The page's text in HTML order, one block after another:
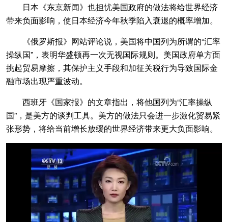
日本《东京新闻》也担忧美国政府的做法将给世界经济
带来负面影响，使日本经济今年秋季陷入衰退的概率增加。
《俄罗斯报》网站评论说，美国将中国列为所谓的“汇率
操纵国”，表明华盛顿再一次无视国际规则。美国政府单方面
挑起贸易摩擦，其保护主义手段和加征关税行为导致国际金
融市场出现严重波动。
西班牙《国家报》的文章指出，将他国列为“汇率操纵
国”，是美方的谈判工具。美方的做法只会进一步激化贸易紧
张形势，将给当前增长放缓的世界经济带来更大负面影响。